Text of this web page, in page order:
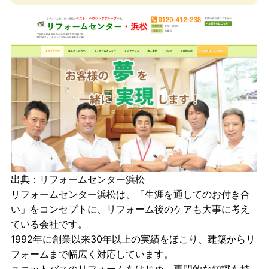
出典： リフォームセンター浜松
リフォームセンター浜松は、「生涯を通してのお付き合
い」をコンセプトに、リフォーム後のケアも大事に考え
ている会社です。
1992年に創業以来30年以上の実績をほこり、建築からリ
フォームまで幅広く対応しています。